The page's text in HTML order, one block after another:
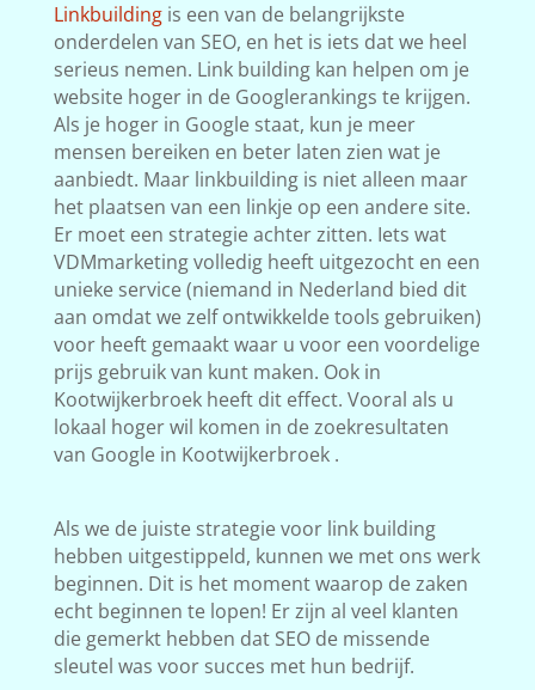
Linkbuildingis een van de belangrijkste
onderdelen van SEO, en het is iets dat we heel
serieus nemen. Link building kan helpen om je
website hoger in de Googlerankings te krijgen.
Als je hoger in Google staat, kun je meer
mensen bereiken en beter laten zien wat je
aanbiedt. Maar linkbuilding is niet alleen maar
het plaatsen van een linkje op een andere site.
Er moet een strategie achter zitten. Iets wat
VDMmarketing volledig heeft uitgezocht en een
unieke service (niemand in Nederland bied dit
aan omdat we zelf ontwikkelde tools gebruiken)
voor heeft gemaakt waar u voor een voordelige
prijs gebruik van kunt maken. Ook in
Kootwijkerbroek heeft dit effect. Vooral als u
lokaal hoger wil komen in de zoekresultaten
van Google in Kootwijkerbroek .
Als we de juiste strategie voor link building
hebben uitgestippeld, kunnen we met ons werk
beginnen. Dit is het moment waarop de zaken
echt beginnen te lopen! Er zijn al veel klanten
die gemerkt hebben dat SEO de missende
sleutel was voor succes met hun bedrijf.